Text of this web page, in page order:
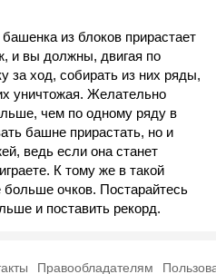
из блоков прирастает
и вы должны, двигая по
за ход, собирать из них ряды,
уничтожая. Желательно
чем по одному ряду в
башне прирастать, но и
ведь если она станет
К тому же в такой
очков. Постарайтесь
и поставить рекорд.
Правообладателям